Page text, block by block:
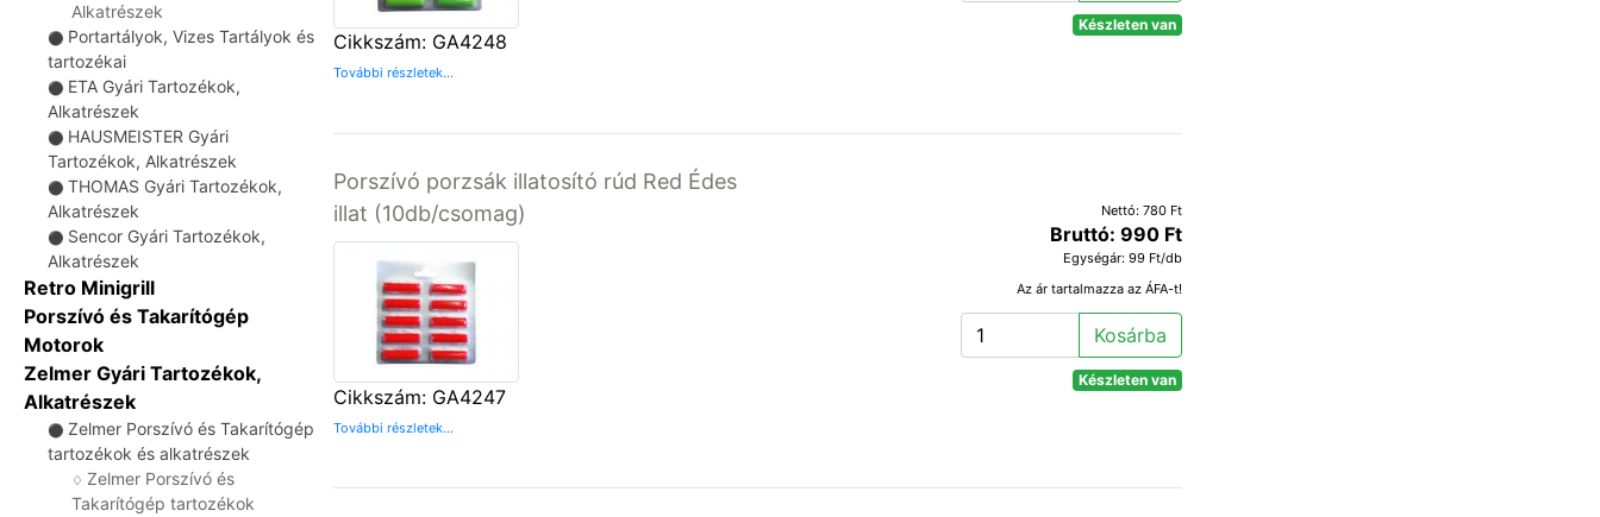
Alkatrészek
⚫ Portartályok, Vizes Tartályok és
tartozékai
⚫ ETA Gyári Tartozékok,
Alkatrészek
⚫ HAUSMEISTER Gyári
Tartozékok, Alkatrészek
⚫ THOMAS Gyári Tartozékok,
Alkatrészek
⚫ Sencor Gyári Tartozékok,
Alkatrészek
Retro Minigrill
Porszívó és Takarítógép
Motorok
Zelmer Gyári Tartozékok,
Alkatrészek
⚫ Zelmer Porszívó és Takarítógép
tartozékok és alkatrészek
♢ Zelmer Porszívó és
Takarítógép tartozékok
Cikkszám: GA4248
További részletek...
Készleten van
Porszívó porzsák illatosító rúd Red Édes
illat (10db/csomag)
Cikkszám: GA4247
További részletek...
Nettó: 780 Ft
Bruttó: 990 Ft
Egységár: 99 Ft/db
Az ár tartalmazza az ÁFA-t!
Kosárba
Készleten van